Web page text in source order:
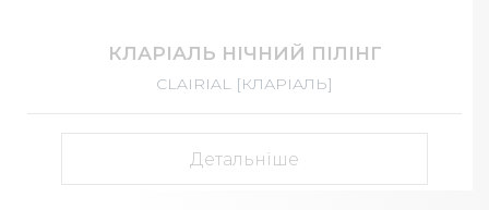
КЛАРІАЛЬ НІЧНИЙ ПІЛІНГ
CLAIRIAL [КЛАРІАЛЬ]
Детальніше